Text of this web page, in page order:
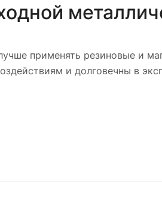
применять резиновые и
и долговечны в